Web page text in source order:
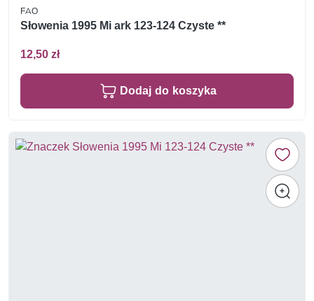
FAO
Słowenia 1995 Mi ark 123-124 Czyste **
12,50 zł
Dodaj do koszyka